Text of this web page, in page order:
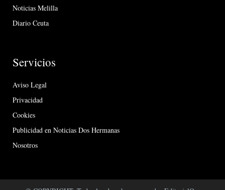
Noticias Melilla
Diario Ceuta
Servicios
Aviso Legal
Privacidad
Cookies
Publicidad en Noticias Dos Hermanas
Nosotros